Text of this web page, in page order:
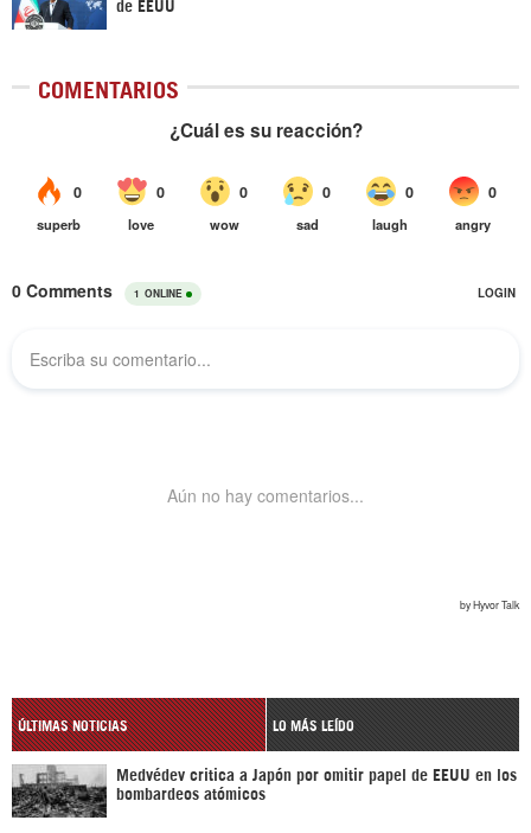
de EEUU
COMENTARIOS
ÚLTIMAS NOTICIAS LO MÁS LEÍDO
Medvédev critica a Japón por omitir papel de EEUU en los
bombardeos atómicos